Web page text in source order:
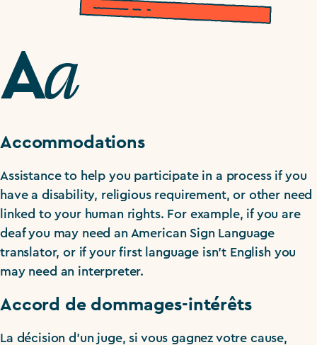
Aa
Accommodations
Assistance to help you participate in a process if you
have a disability, religious requirement, or other need
linked to your human rights. For example, if you are
deaf you may need an American Sign Language
translator, or if your first language isn’t English you
may need an interpreter.
Accord de dommages-intérêts
La décision d’un juge, si vous gagnez votre cause,